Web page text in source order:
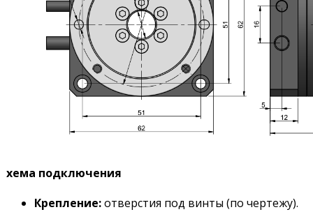
хема подключения
Крепление:отверстия под винты (по чертежу).